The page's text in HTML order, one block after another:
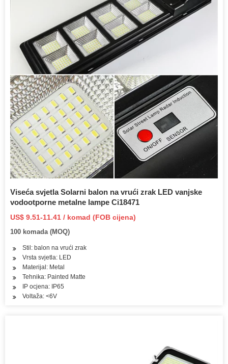
Viseća svjetla Solarni balon na vrući zrak LED vanjske
vodootporne metalne lampe Ci18471
US$ 9.51-11.41 / komad (FOB cijena)
100 komada (MOQ)
Stil: balon na vrući zrak
Vrsta svjetla: LED
Materijal: Metal
Tehnika: Painted Matte
IP ocjena: IP65
Voltaža: <6V